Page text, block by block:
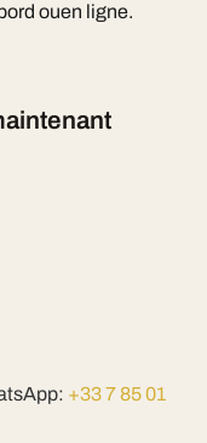
ouen ligne.
+33 7 85 01